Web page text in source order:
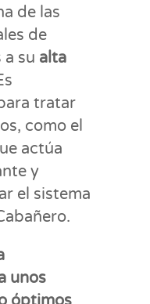
de las
de
su alta
tratar
como el
actúa
y
el sistema
unos